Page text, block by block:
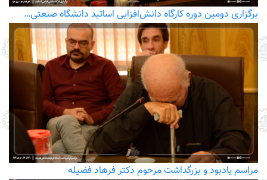
برگزاری دومین دوره کارگاه دانش‌افزایی اساتید دانشگاه صنعتی…
مراسم یادبود و بزرگداشت مرحوم دکتر فرهاد فضیله